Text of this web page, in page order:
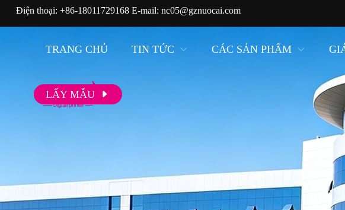
Điện thoại: +86-18011729168E-mail: nc05@gznuocai.com
TRANG CHỦ TIN TỨC CÁC SẢN PHẨM
LẤY MẪU